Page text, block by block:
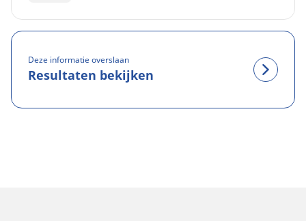
Deze informatie overslaan
Resultaten bekijken